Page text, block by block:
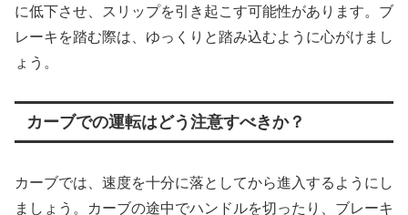
に低下させ、スリップを引き起こす可能性があります。ブ
レーキを踏む際は、ゆっくりと踏み込むように心がけまし
ょう。
カーブでの運転はどう注意すべきか？
カーブでは、速度を十分に落としてから進入するようにし
ましょう。カーブの途中でハンドルを切ったり、ブレーキ